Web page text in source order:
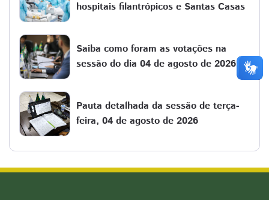
hospitais filantrópicos e Santas Casas
Saiba como foram as votações na
sessão do dia 04 de agosto de 2026
Pauta detalhada da sessão de terça-
feira, 04 de agosto de 2026